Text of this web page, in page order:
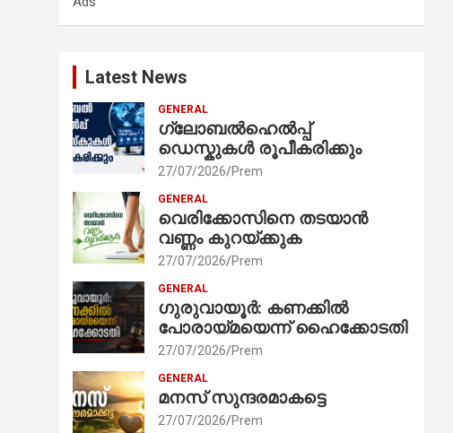
Latest News
GENERAL
ഗ്ലോബൽഹെൽപ്പ്
ഡെസ്കുകൾ രൂപീകരിക്കും
27/07/2026 Prem
GENERAL
വെരിക്കോസിനെ തടയാൻ
വണ്ണം കുറയ്ക്കുക
27/07/2026 Prem
GENERAL
ഗുരുവായൂർ: കണക്കിൽ
പോരായ്മയെന്ന് ഹൈക്കോടതി
27/07/2026 Prem
GENERAL
മനസ് സുന്ദരമാകട്ടെ
27/07/2026 Prem